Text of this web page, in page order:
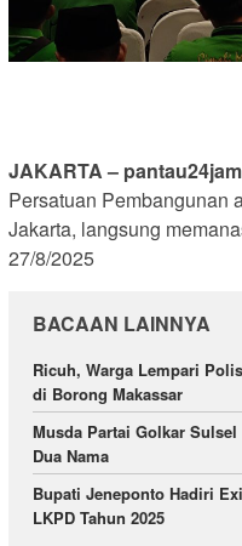
JAKARTA –
Persatuan Pembangunan
Jakarta, langsung
27/8/2025
BACAAN LAINNYA
Ricuh, Warga Lempari
di Borong Makassar
Musda Partai Golkar
Dua Nama
Bupati Jeneponto Hadiri
LKPD Tahun 2025